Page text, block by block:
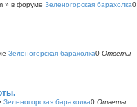
» в форуме Зеленогорская барахолка
Зеленогорская барахолка0 Ответы
Зеленогорская барахолка0 Ответы